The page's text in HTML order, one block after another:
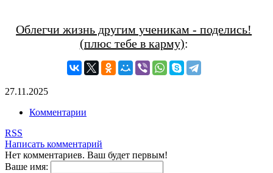
Облегчи жизнь другим ученикам - поделись!
(плюс тебе в карму):
27.11.2025
Комментарии
RSS
Написать комментарий
Нет комментариев. Ваш будет первым!
Ваше имя: